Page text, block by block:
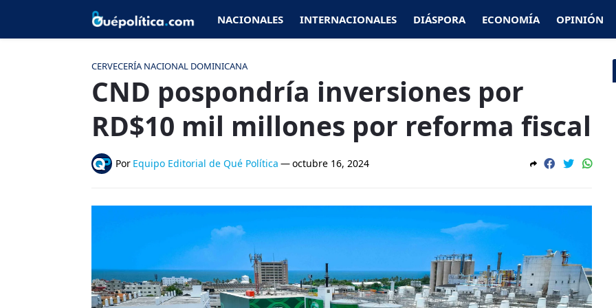
NACIONALES INTERNACIONALES DIÁSPORA ECONOMÍA OPINIÓN
CERVECERÍA NACIONAL DOMINICANA
CND pospondría inversiones por
RD$10 mil millones por reforma fiscal
Por Equipo Editorial de Qué Política —octubre 16, 2024